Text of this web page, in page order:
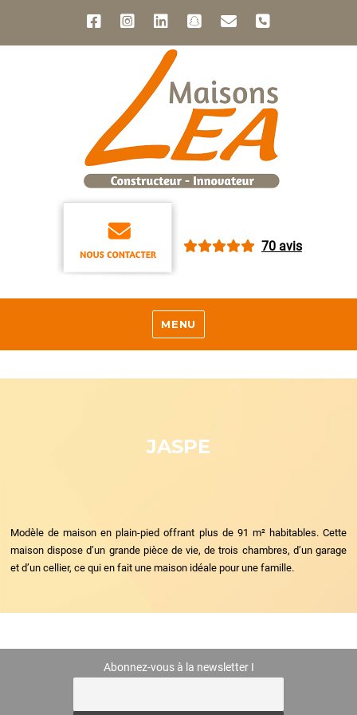
70 avis
MENU
JASPE
Modèle de maison en plain-pied offrant plus de 91 m² habitables. Cette
maison dispose d’un grande pièce de vie, de trois chambres, d’un garage
et d’un cellier, ce qui en fait une maison idéale pour une famille.
Abonnez-vous à la newsletter I